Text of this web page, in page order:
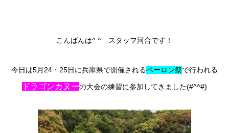
こんばんは^ ^ スタッフ河合です！
今日は5月24・25日に兵庫県で開催されるペーロン祭で行われる
ドラゴンカヌーの大会の練習に参加してきました(#^^#)